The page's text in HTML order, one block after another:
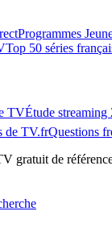
Programmes
Top 50 séries
TVÉtude streaming
de TV.frQuestions
gratuit de